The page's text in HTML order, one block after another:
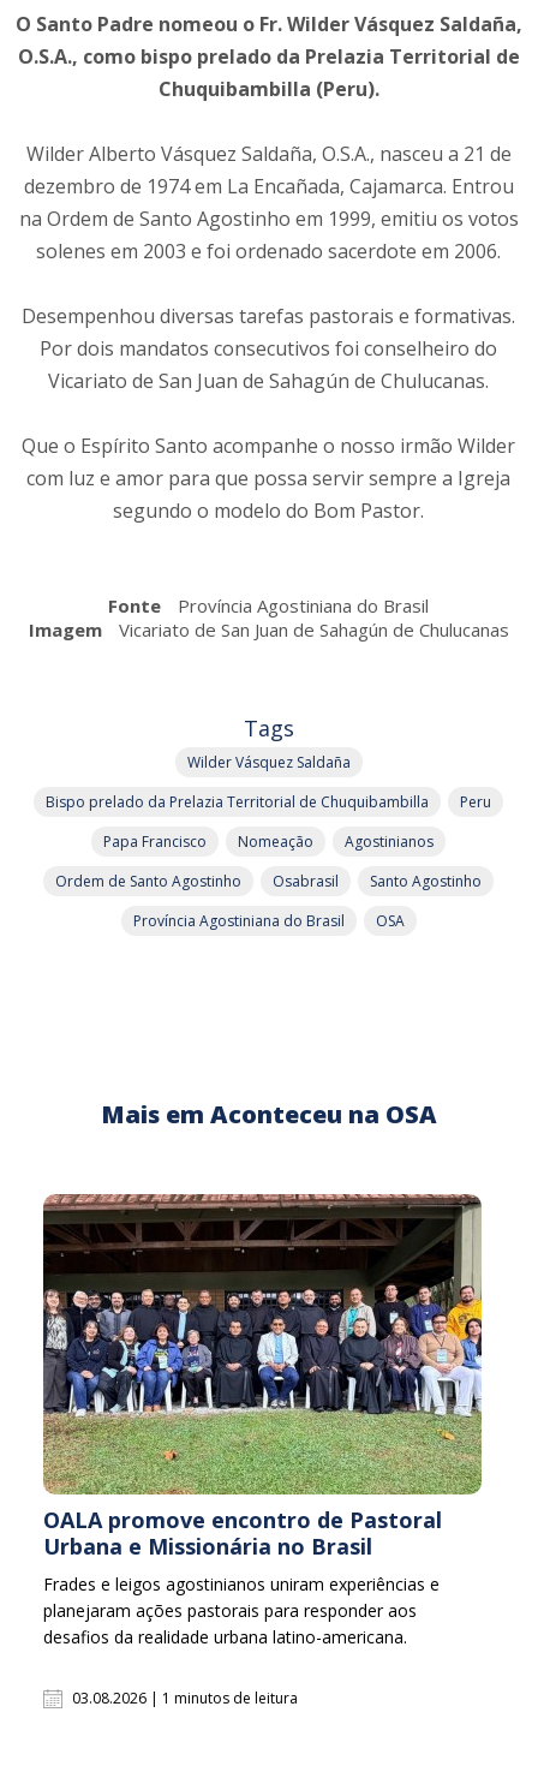
O Santo Padre nomeou o Fr. Wilder Vásquez Saldaña,
O.S.A., como bispo prelado da Prelazia Territorial de
Chuquibambilla (Peru).
Wilder Alberto Vásquez Saldaña, O.S.A., nasceu a 21 de
dezembro de 1974 em La Encañada, Cajamarca. Entrou
na Ordem de Santo Agostinho em 1999, emitiu os votos
solenes em 2003 e foi ordenado sacerdote em 2006.
Desempenhou diversas tarefas pastorais e formativas.
Por dois mandatos consecutivos foi conselheiro do
Vicariato de San Juan de Sahagún de Chulucanas.
Que o Espírito Santo acompanhe o nosso irmão Wilder
com luz e amor para que possa servir sempre a Igreja
segundo o modelo do Bom Pastor.
Fonte
Província Agostiniana do Brasil
Imagem
Vicariato de San Juan de Sahagún de Chulucanas
Tags
Wilder Vásquez Saldaña
Bispo prelado da Prelazia Territorial de Chuquibambilla
Peru
Papa Francisco
Nomeação
Agostinianos
Ordem de Santo Agostinho
Osabrasil
Santo Agostinho
Província Agostiniana do Brasil
OSA
Mais em Aconteceu na OSA
OALA promove encontro de Pastoral
Urbana e Missionária no Brasil
Frades e leigos agostinianos uniram experiências e
planejaram ações pastorais para responder aos
desafios da realidade urbana latino-americana.
03.08.2026 | 1 minutos de leitura